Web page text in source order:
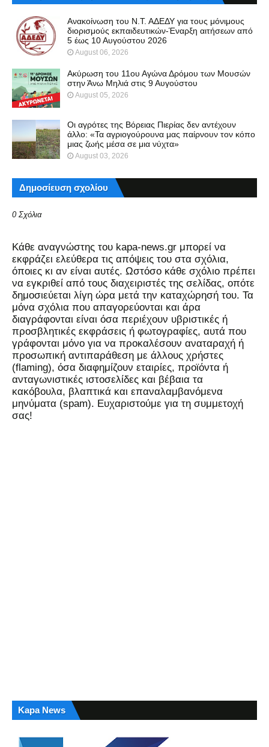
Ανακοίνωση του Ν.Τ. ΑΔΕΔΥ για τους μόνιμους
διορισμούς εκπαιδευτικών-Έναρξη αιτήσεων από
5 έως 10 Αυγούστου 2026
August 06, 2026
Ακύρωση του 11ου Αγώνα Δρόμου των Μουσών
στην Άνω Μηλιά στις 9 Αυγούστου
August 05, 2026
Οι αγρότες της Βόρειας Πιερίας δεν αντέχουν
άλλο: «Τα αγριογούρουνα μας παίρνουν τον κόπο
μιας ζωής μέσα σε μια νύχτα»
August 03, 2026
Δημοσίευση σχολίου
0 Σχόλια
Kάθε αναγνώστης του kapa-news.gr μπορεί να
εκφράζει ελεύθερα τις απόψεις του στα σχόλια,
όποιες κι αν είναι αυτές. Ωστόσο κάθε σχόλιο πρέπει
να εγκριθεί από τους διαχειριστές της σελίδας, οπότε
δημοσιεύεται λίγη ώρα μετά την καταχώρησή του. Τα
μόνα σχόλια που απαγορεύονται και άρα
διαγράφονται είναι όσα περιέχουν υβριστικές ή
προσβλητικές εκφράσεις ή φωτογραφίες, αυτά που
γράφονται μόνο για να προκαλέσουν αναταραχή ή
προσωπική αντιπαράθεση με άλλους χρήστες
(flaming), όσα διαφημίζουν εταιρίες, προϊόντα ή
ανταγωνιστικές ιστοσελίδες και βέβαια τα
κακόβουλα, βλαπτικά και επαναλαμβανόμενα
μηνύματα (spam). Ευχαριστούμε για τη συμμετοχή
σας!
Kapa News